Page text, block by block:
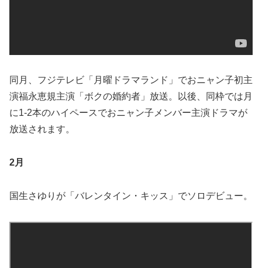
同月、フジテレビ「月曜ドラマランド」でおニャン子初主
演福永恵規主演「ボクの婚約者」放送。以後、同枠では月
に1-2本のハイペースでおニャン子メンバー主演ドラマが
放送されます。
2月
国生さゆりが「バレンタイン・キッス」でソロデビュー。